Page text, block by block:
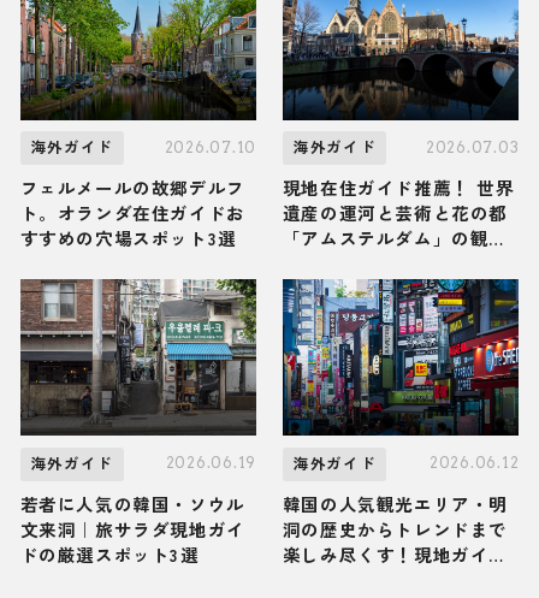
海外ガイド 2026.07.10
フェルメールの故郷デルフ
ト。オランダ在住ガイドお
すすめの穴場スポット3選
海外ガイド 2026.07.03
現地在住ガイド推薦！ 世界
遺産の運河と芸術と花の都
「アムステルダム」の観光
選
海外ガイド 2026.06.19
若者に人気の韓国・ソウル
文来洞｜旅サラダ現地ガイ
ドの厳選スポット3選
海外ガイド 2026.06.12
韓国の人気観光エリア・明
洞の歴史からトレンドまで
楽しみ尽くす！現地ガイド